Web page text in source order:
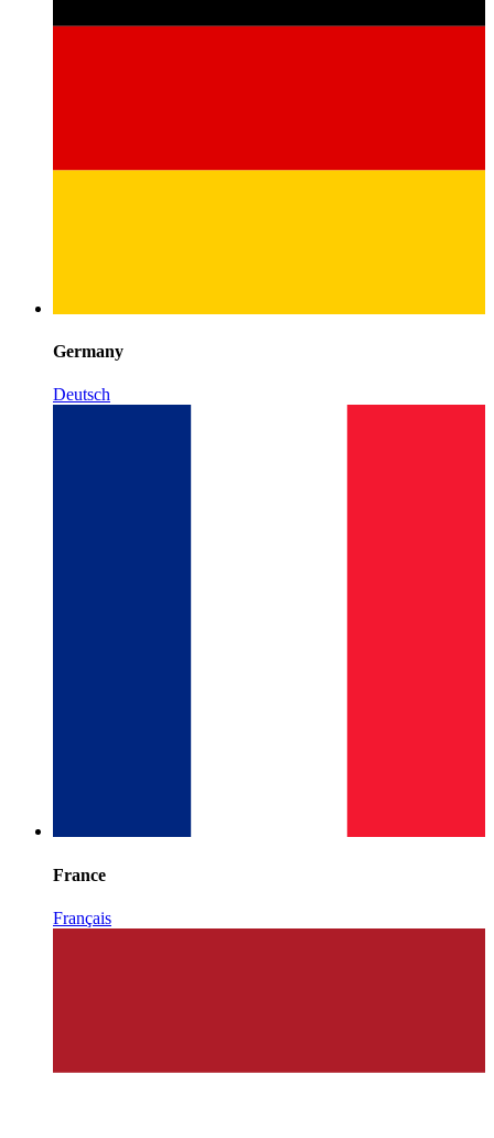
Germany
Deutsch
France
Français